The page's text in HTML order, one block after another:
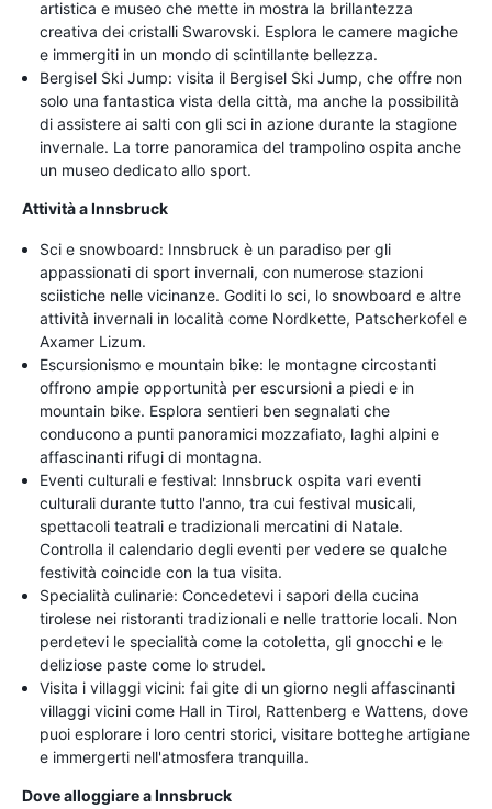
artistica e museo che mette in mostra la brillantezza
creativa dei cristalli Swarovski. Esplora le camere magiche
e immergiti in un mondo di scintillante bellezza.
Bergisel Ski Jump: visita il Bergisel Ski Jump, che offre non
solo una fantastica vista della città, ma anche la possibilità
di assistere ai salti con gli sci in azione durante la stagione
invernale. La torre panoramica del trampolino ospita anche
un museo dedicato allo sport.
Attività a Innsbruck
Sci e snowboard: Innsbruck è un paradiso per gli
appassionati di sport invernali, con numerose stazioni
sciistiche nelle vicinanze. Goditi lo sci, lo snowboard e altre
attività invernali in località come Nordkette, Patscherkofel e
Axamer Lizum.
Escursionismo e mountain bike: le montagne circostanti
offrono ampie opportunità per escursioni a piedi e in
mountain bike. Esplora sentieri ben segnalati che
conducono a punti panoramici mozzafiato, laghi alpini e
affascinanti rifugi di montagna.
Eventi culturali e festival: Innsbruck ospita vari eventi
culturali durante tutto l'anno, tra cui festival musicali,
spettacoli teatrali e tradizionali mercatini di Natale.
Controlla il calendario degli eventi per vedere se qualche
festività coincide con la tua visita.
Specialità culinarie: Concedetevi i sapori della cucina
tirolese nei ristoranti tradizionali e nelle trattorie locali. Non
perdetevi le specialità come la cotoletta, gli gnocchi e le
deliziose paste come lo strudel.
Visita i villaggi vicini: fai gite di un giorno negli affascinanti
villaggi vicini come Hall in Tirol, Rattenberg e Wattens, dove
puoi esplorare i loro centri storici, visitare botteghe artigiane
e immergerti nell'atmosfera tranquilla.
Dove alloggiare a Innsbruck